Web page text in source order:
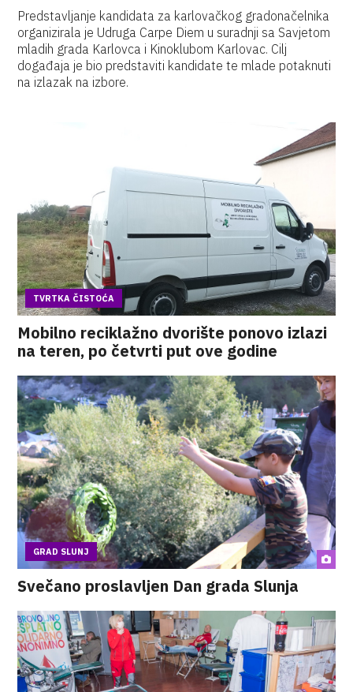
Predstavljanje kandidata za karlovačkog gradonačelnika
organizirala je Udruga Carpe Diem u suradnji sa Savjetom
mladih grada Karlovca i Kinoklubom Karlovac. Cilj
događaja je bio predstaviti kandidate te mlade potaknuti
na izlazak na izbore.
TVRTKA ČISTOĆA
Mobilno reciklažno dvorište ponovo izlazi
na teren, po četvrti put ove godine
GRAD SLUNJ
Svečano proslavljen Dan grada Slunja